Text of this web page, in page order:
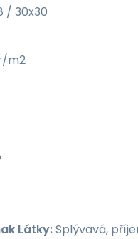
/ 30x30
m2
Látky:Splývavá,